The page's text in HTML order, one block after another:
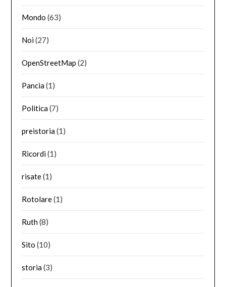
Mondo (63)
Noi(27)
OpenStreetMap (2)
Pancia(1)
Politica(7)
preistoria(1)
Ricordi(1)
risate(1)
Rotolare(1)
Ruth(8)
Sito (10)
storia(3)